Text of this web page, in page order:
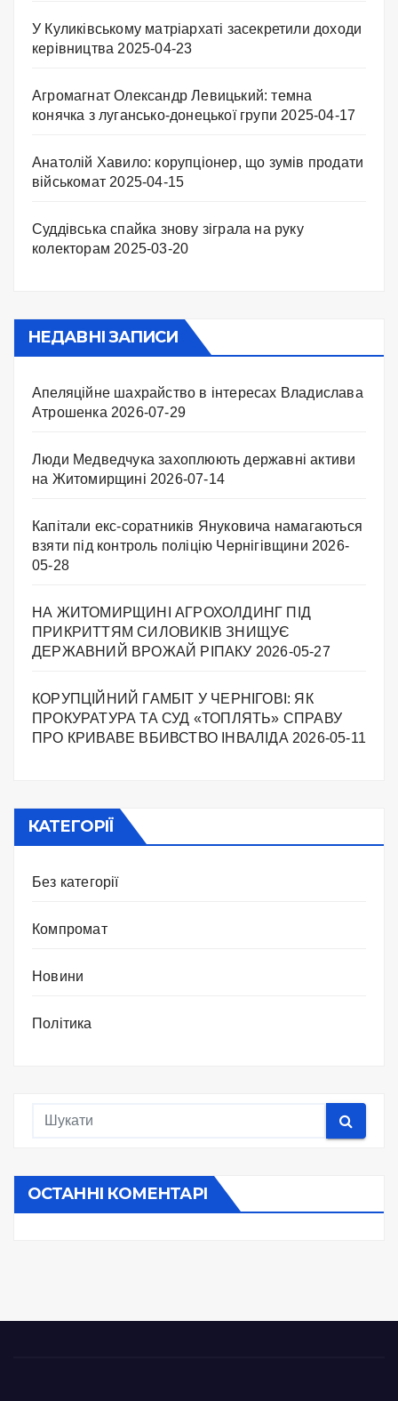
У Куликівському матріархаті засекретили доходи
керівництва 2025-04-23
Агромагнат Олександр Левицький: темна
конячка з лугансько-донецької групи 2025-04-17
Анатолій Хавило: корупціонер, що зумів продати
військомат 2025-04-15
Суддівська спайка знову зіграла на руку
колекторам 2025-03-20
НЕДАВНІ ЗАПИСИ
Апеляційне шахрайство в інтересах Владислава
Атрошенка 2026-07-29
Люди Медведчука захоплюють державні активи
на Житомирщині 2026-07-14
Капітали екс-соратників Януковича намагаються
взяти під контроль поліцію Чернігівщини 2026-
05-28
НА ЖИТОМИРЩИНІ АГРОХОЛДИНГ ПІД
ПРИКРИТТЯМ СИЛОВИКІВ ЗНИЩУЄ
ДЕРЖАВНИЙ ВРОЖАЙ РІПАКУ ​ 2026-05-27
КОРУПЦІЙНИЙ ГАМБІТ У ЧЕРНІГОВІ: ЯК
ПРОКУРАТУРА ТА СУД «ТОПЛЯТЬ» СПРАВУ
ПРО КРИВАВЕ ВБИВСТВО ІНВАЛІДА 2026-05-11
КАТЕГОРІЇ
Без категорії
Компромат
Новини
Політика
ОСТАННІ КОМЕНТАРІ